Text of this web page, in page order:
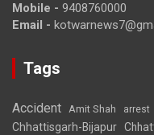
Mobile - 9408760000
Email -
Tags
Accident Amit Shah arrest
Chhattisgarh-Bijapur